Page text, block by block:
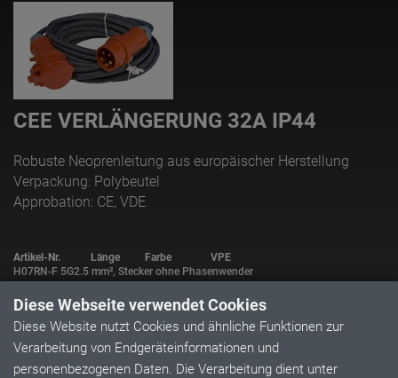
Diese Webseite verwendet Cookies
Diese Website nutzt Cookies und ähnliche Funktionen zur
Verarbeitung von Endgeräteinformationen und
personenbezogenen Daten. Die Verarbeitung dient unter
CEE VERLÄNGERUNG 32A IP44
Robuste Neoprenleitung aus europäischer Herstellung
Verpackung: Polybeutel
Approbation: CE, VDE
Artikel-Nr. Länge Farbe
VPE
H07RN-F 5G2.5 mm², Stecker ohne Phasenwender
3811 100
10,0 m schwarz
1
3811 250
25,0 m schwarz
1
H07RN-F 5G4.0 mm², Stecker mit Phasenwender
3911 050
5,0 m schwarz
1
3911 250
25,0 m schwarz
1